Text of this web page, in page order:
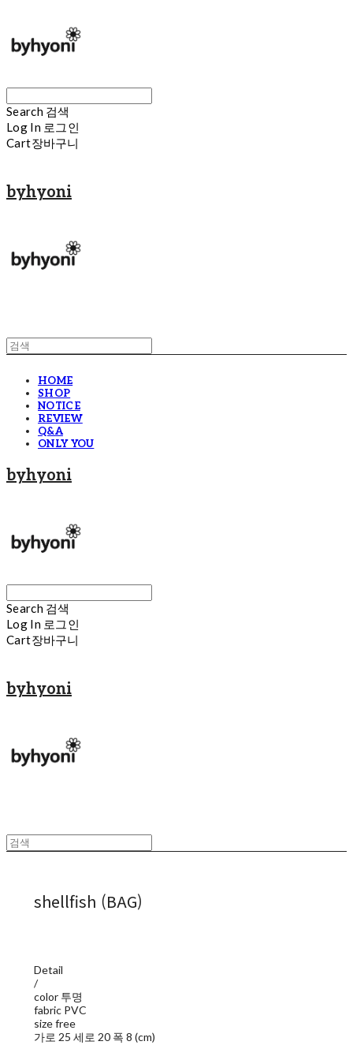
Search 검색
Log In 로그인
Cart장바구니
byhyoni
HOME
SHOP
NOTICE
REVIEW
Q&A
ONLY YOU
byhyoni
Search 검색
Log In 로그인
Cart장바구니
byhyoni
shellfish (BAG)
Detail
/
color 투명
fabric PVC
size free
가로 25 세로 20 폭 8 (cm)